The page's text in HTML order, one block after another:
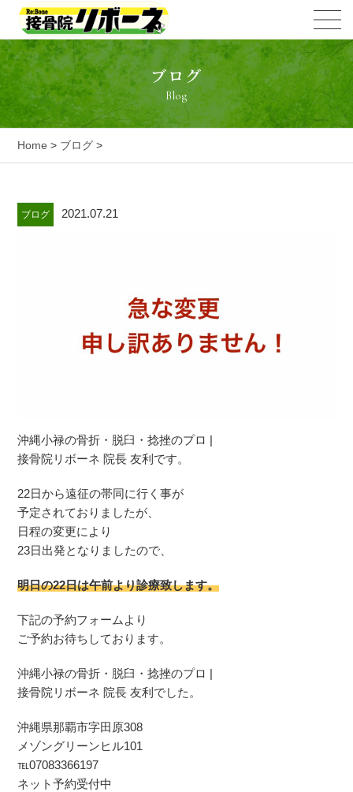
ブログ
Blog
Home > ブログ >
ブログ 2021.07.21
沖縄小禄の骨折・脱臼・捻挫のプロ |
接骨院リボーネ 院長 友利です。
22日から遠征の帯同に行く事が
予定されておりましたが、
日程の変更により
23日出発となりましたので、
明日の22日は午前より診療致します。
下記の予約フォームより
ご予約お待ちしております。
沖縄小禄の骨折・脱臼・捻挫のプロ |
接骨院リボーネ 院長 友利でした。
沖縄県那覇市字田原308
メゾングリーンヒル101
℡07083366197
ネット予約受付中